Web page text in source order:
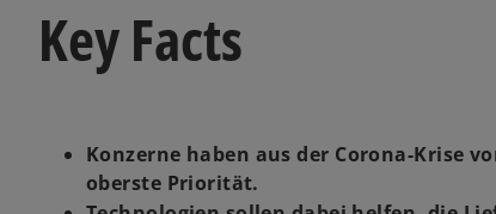
Key Facts
Konzerne haben aus der Corona-Krise
oberste Priorität.